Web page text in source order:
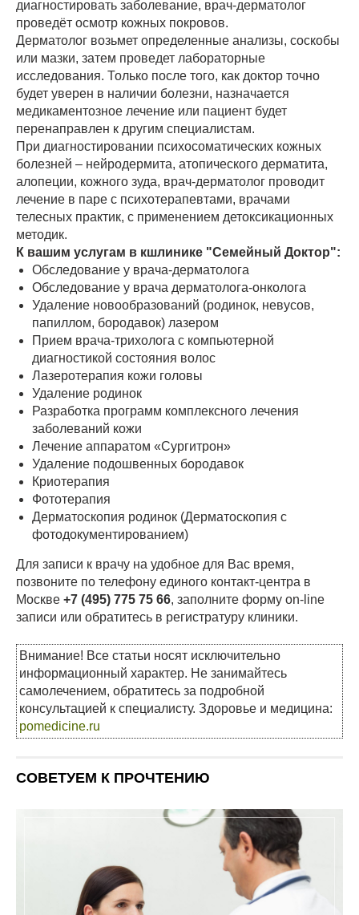
диагностировать заболевание, врач-дерматолог
проведёт осмотр кожных покровов.
Дерматолог возьмет определенные анализы, соскобы
или мазки, затем проведет лабораторные
исследования. Только после того, как доктор точно
будет уверен в наличии болезни, назначается
медикаментозное лечение или пациент будет
перенаправлен к другим специалистам.
При диагностировании психосоматических кожных
болезней – нейродермита, атопического дерматита,
алопеции, кожного зуда, врач-дерматолог проводит
лечение в паре с психотерапевтами, врачами
телесных практик, с применением детоксикационных
методик.
К вашим услугам в кшлинике "Семейный Доктор":
Обследование у врача-дерматолога
Обследование у врача дерматолога-онколога
Удаление новообразований (родинок, невусов,
папиллом, бородавок) лазером
Прием врача-трихолога с компьютерной
диагностикой состояния волос
Лазеротерапия кожи головы
Удаление родинок
Разработка программ комплексного лечения
заболеваний кожи
Лечение аппаратом «Сургитрон»
Удаление подошвенных бородавок
Криотерапия
Фототерапия
Дерматоскопия родинок (Дерматоскопия с
фотодокументированием)
Для записи к врачу на удобное для Вас время,
позвоните по телефону единого контакт-центра в
Москве +7 (495) 775 75 66, заполните форму on-line
записи или обратитесь в регистратуру клиники.
Внимание! Все статьи носят исключительно
информационный характер. Не занимайтесь
самолечением, обратитесь за подробной
консультацией к специалисту. Здоровье и медицина:
pomedicine.ru
СОВЕТУЕМ К ПРОЧТЕНИЮ